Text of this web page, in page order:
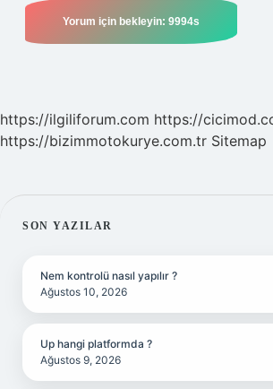
https://ilgiliforum.com https://
https://bizimmotokurye.com.tr Sitemap
SIDEBAR
SON YAZILAR
Nem kontrolü nasıl yapılır ?
Ağustos 10, 2026
Up hangi platformda ?
Ağustos 9, 2026